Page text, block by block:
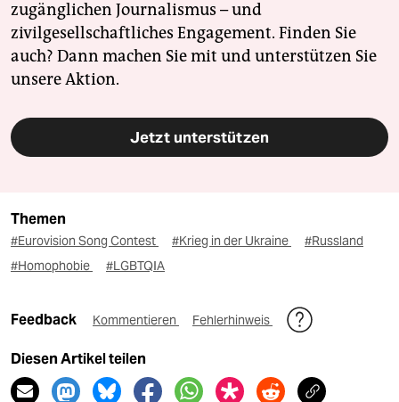
zugänglichen Journalismus – und
zivilgesellschaftliches Engagement. Finden Sie
auch? Dann machen Sie mit und unterstützen Sie
unsere Aktion.
Jetzt unterstützen
Themen
#Eurovision Song Contest #Krieg in der Ukraine
#Russland
#Homophobie
#LGBTQIA
Feedback Kommentieren Fehlerhinweis
Diesen Artikel teilen